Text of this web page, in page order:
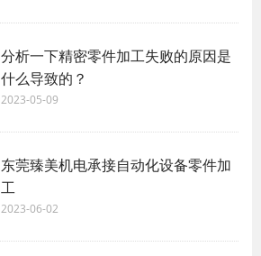
分析一下精密零件加工失败的原因是
什么导致的？
2023-05-09
东莞臻美机电承接自动化设备零件加
工
2023-06-02